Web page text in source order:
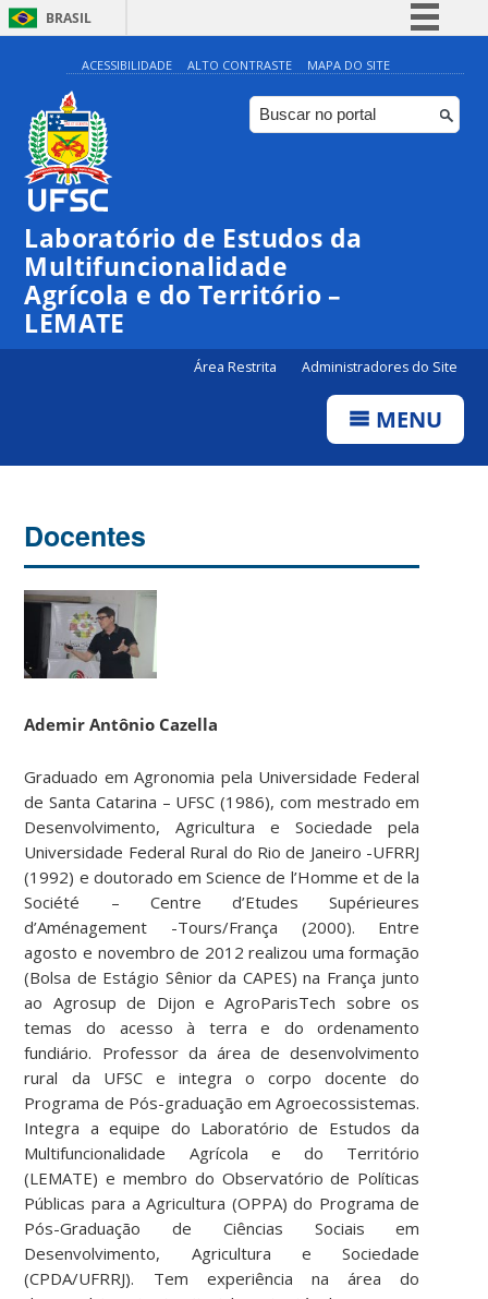
BRASIL
Simplifique!
Comunica BR
Participe
Canais
ACESSIBILIDADE ALTO CONTRASTE MAPA DO SITE
Laboratório de Estudos da
Multifuncionalidade
Agrícola e do Território –
LEMATE
Área Restrita Administradores do Site
MENU
Docentes
Ademir Antônio Cazella
Graduado em Agronomia pela Universidade Federal
de Santa Catarina – UFSC (1986), com mestrado em
Desenvolvimento, Agricultura e Sociedade pela
Universidade Federal Rural do Rio de Janeiro -UFRRJ
(1992) e doutorado em Science de l’Homme et de la
Société – Centre d’Etudes Supérieures
d’Aménagement -Tours/França (2000). Entre
agosto e novembro de 2012 realizou uma formação
(Bolsa de Estágio Sênior da CAPES) na França junto
ao Agrosup de Dijon e AgroParisTech sobre os
temas do acesso à terra e do ordenamento
fundiário. Professor da área de desenvolvimento
rural da UFSC e integra o corpo docente do
Programa de Pós-graduação em Agroecossistemas.
Integra a equipe do Laboratório de Estudos da
Multifuncionalidade Agrícola e do Território
(LEMATE) e membro do Observatório de Políticas
Públicas para a Agricultura (OPPA) do Programa de
Pós-Graduação de Ciências Sociais em
Desenvolvimento, Agricultura e Sociedade
(CPDA/UFRRJ). Tem experiência na área do